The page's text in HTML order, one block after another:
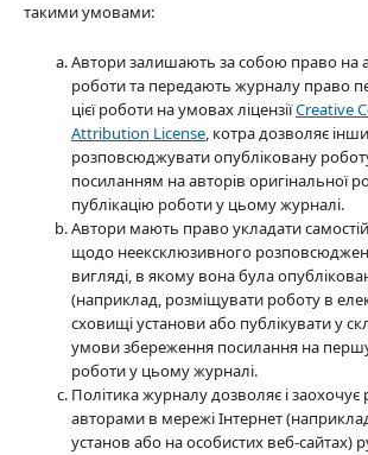
такими умовами:
Автори залишають за собою право на
роботи та передають журналу право
цієї роботи на умовах ліцензіїCreative
Attribution License, котра дозволяє
розповсюджувати опубліковану
посиланням на авторів оригінальної
публікацію роботи у цьому журналі.
Автори мають право укладати
щодо неексклюзивного
вигляді, в якому вона була
(наприклад, розміщувати роботу в
сховищі установи або публікувати у
умови збереження посилання на
роботи у цьому журналі.
Політика журналу дозволяє і
авторами в мережі Інтернет
установ або на особистих веб-сайтах)